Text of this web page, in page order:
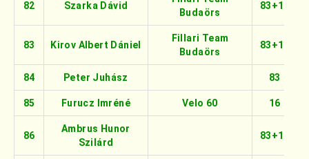
82 Szarka Dávid
Budaörs
83+16
83 Kirov Albert Dániel
Fillari Team
Budaörs
83+16
84 Peter Juhász 83
85 Furucz Imréné Velo 60 16
86
Ambrus Hunor
Szilárd
83+16